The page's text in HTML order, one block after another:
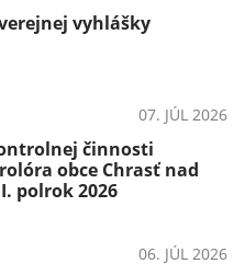
vyhlášky
07. JÚL 2026
činnosti
obce Chrasť nad
polrok 2026
06. JÚL 2026